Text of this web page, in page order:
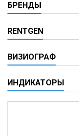
БРЕНДЫ
RENTGEN
ВИЗИОГРАФ
ИНДИКАТОРЫ